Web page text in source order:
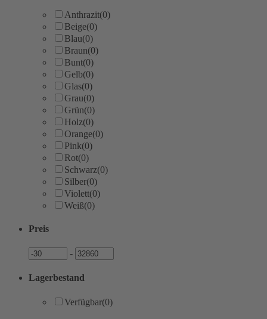
Anthrazit(0)
Beige(0)
Blau(0)
Braun(0)
Bunt(0)
Gelb(0)
Glas(0)
Grau(0)
Grün(0)
Holz(0)
Orange(0)
Pink(0)
Rot(0)
Schwarz(0)
Silber(0)
Violett(0)
Weiß(0)
Preis
Preis - Preis
Lagerbestand
Verfügbar(0)